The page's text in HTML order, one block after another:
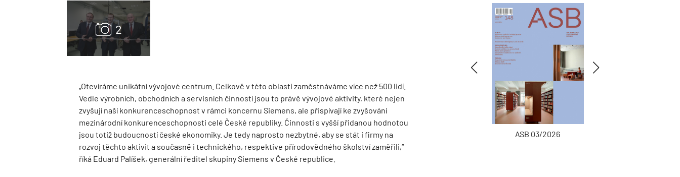
„Otevíráme unikátní vývojové centrum. Celkově v této oblasti zaměstnáváme více než 500 lidí.
Vedle výrobních, obchodních a servisních činností jsou to právě vývojové aktivity, které nejen
zvyšují naší konkurenceschopnost v rámci koncernu Siemens, ale přispívají ke zvyšování
mezinárodní konkurenceschopnosti celé České republiky. Činnosti s vyšší přidanou hodnotou
jsou totiž budoucností české ekonomiky. Je tedy naprosto nezbytné, aby se stát i firmy na
rozvoj těchto aktivit a současně i technického, respektive přírodovědného školství zaměřili,“
říká Eduard Palíšek, generální ředitel skupiny Siemens v České republice.
TZB HAUSTECHNIK 02/2026 ASB 03/2026